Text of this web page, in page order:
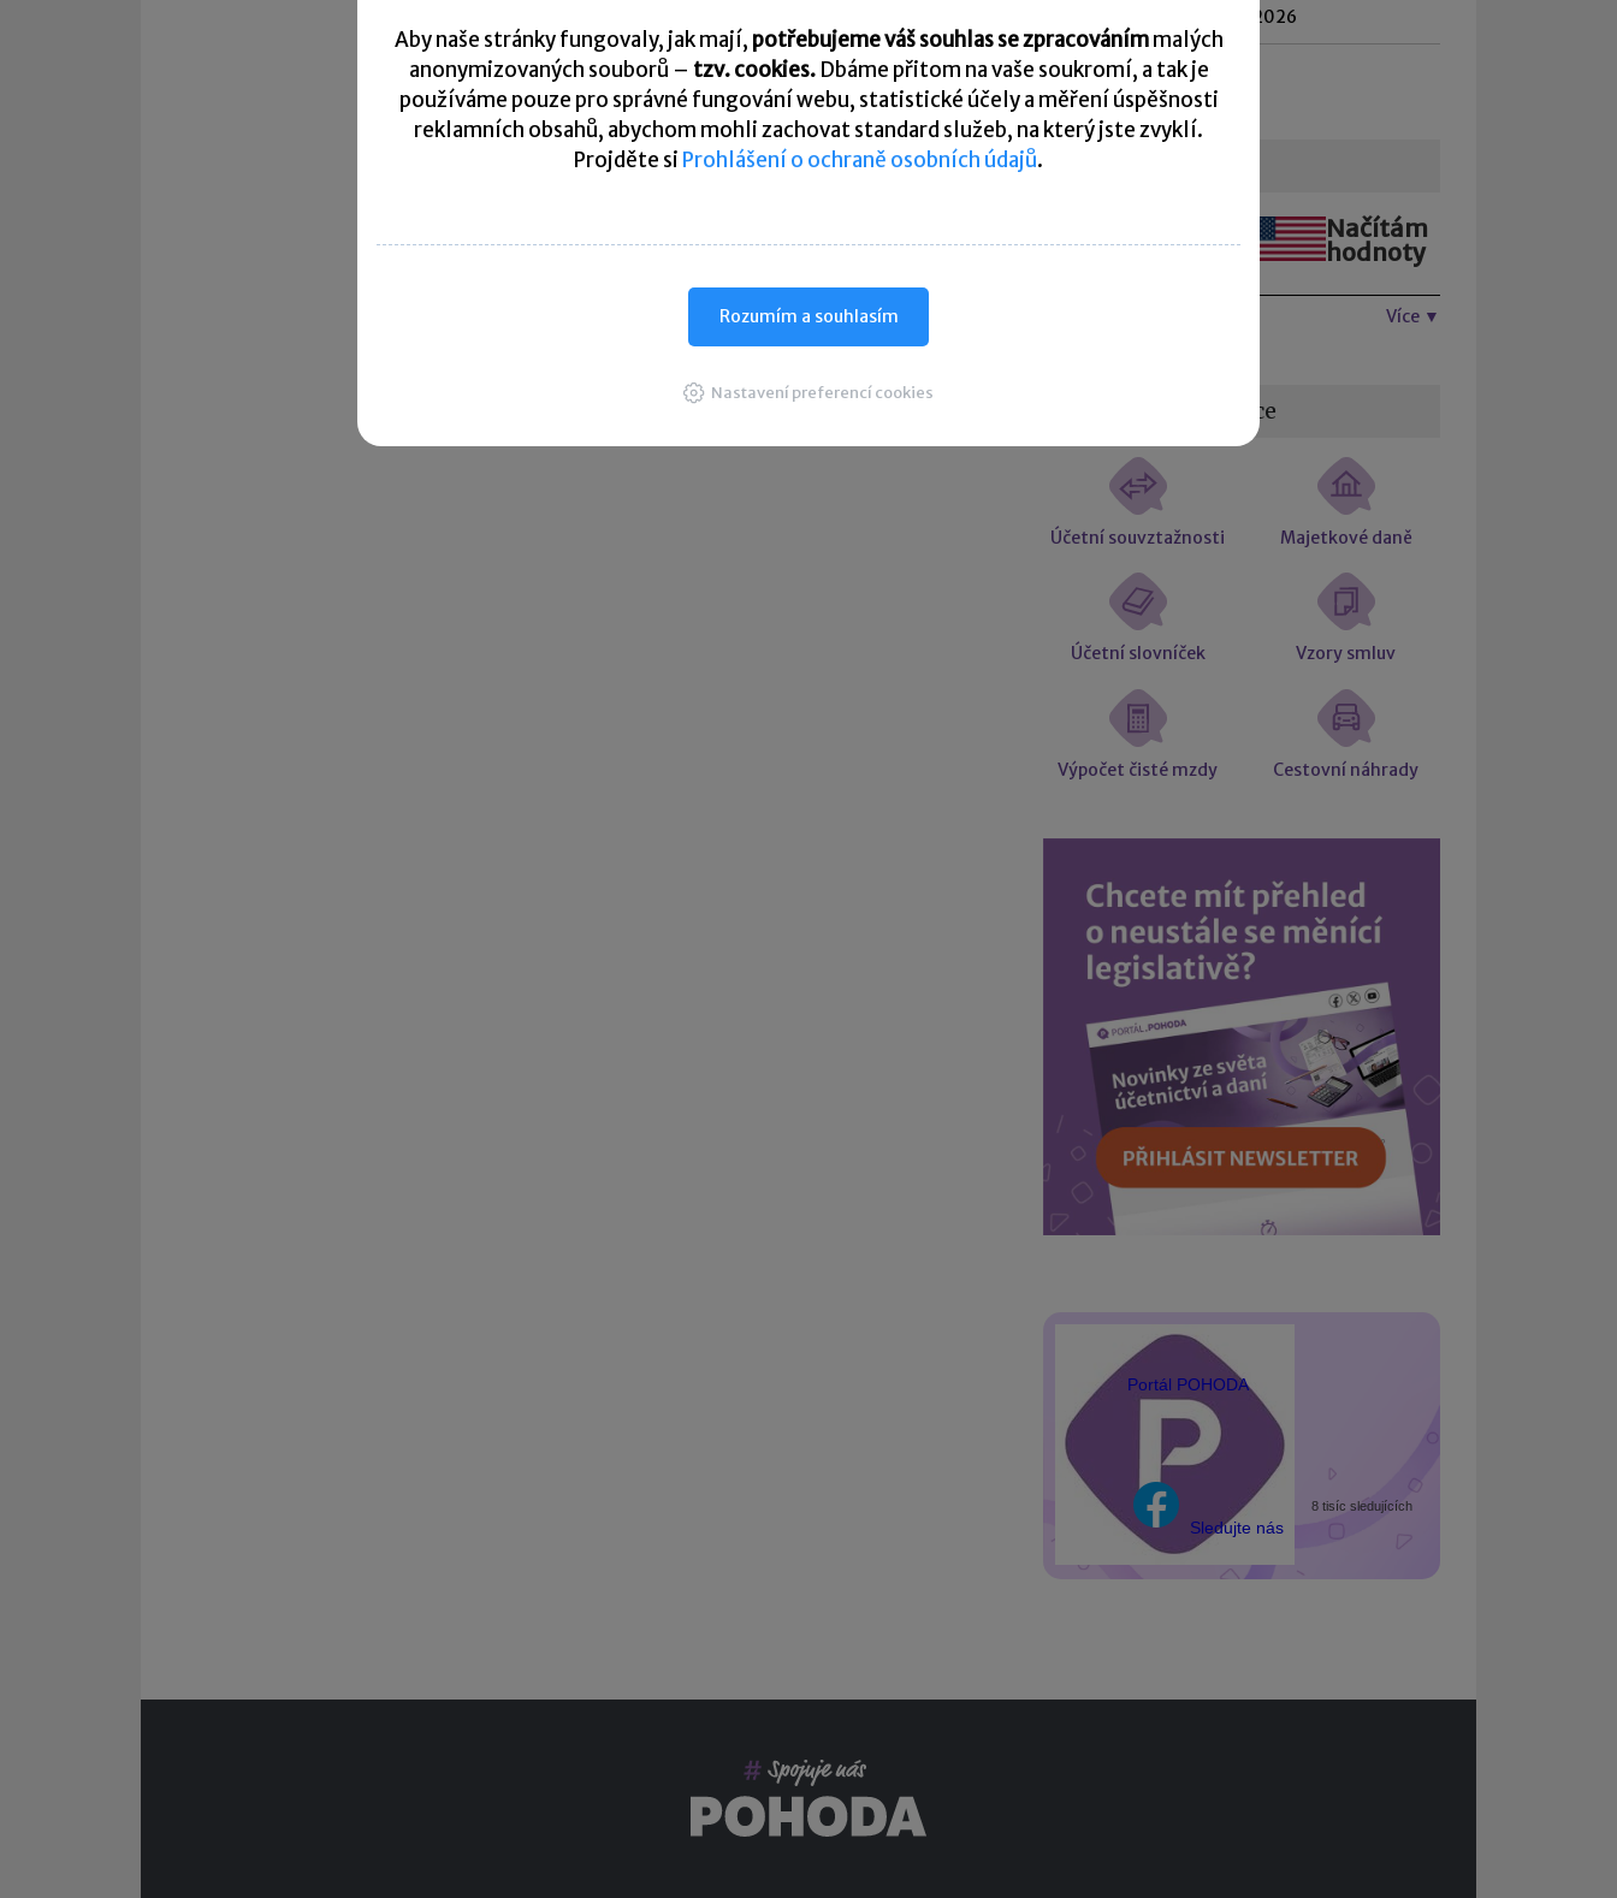
Splatnost daně za červen 2026
Přehled všech termínů ►
hodnoty
Načítám
hodnoty
Více ▼
Užitečné informace
Účetní souvztažnosti Majetkové daně
Účetní slovníček Vzory smluv
Výpočet čisté mzdy Cestovní náhrady
Portál POHODA
Sledujte nás
8 tisíc sledujících
Aby naše stránky fungovaly, jak mají, potřebujeme váš souhlas se zpracovánímmalých
anonymizovaných souborů – tzv. cookies. Dbáme přitom na vaše soukromí, a tak je
používáme pouze pro správné fungování webu, statistické účely a měření úspěšnosti
reklamních obsahů, abychom mohli zachovat standard služeb, na který jste zvyklí.
Projděte si Prohlášení o ochraně osobních údajů.
Rozumím a souhlasím
Nastavení preferencí cookies